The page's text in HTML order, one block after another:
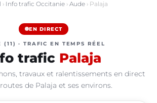
› Info trafic Occitanie › Aude › Palaja
EN DIRECT
(11) · TRAFIC EN TEMPS RÉEL
trafic Palaja
travaux et ralentissements en direct
de Palaja et ses environs.